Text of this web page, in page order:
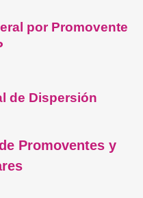
por Promovente
de Dispersión
Promoventes y